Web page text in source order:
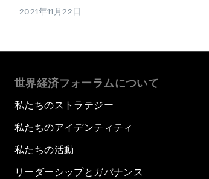
2021年11月22日
世界経済フォーラムについて
私たちのストラテジー
私たちのアイデンティティ
私たちの活動
リーダーシップとガバナンス